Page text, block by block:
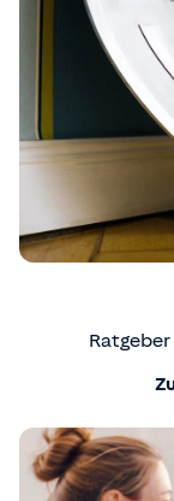
Ratgeber